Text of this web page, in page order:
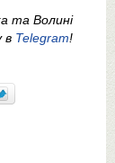
та Волині
в Telegram!